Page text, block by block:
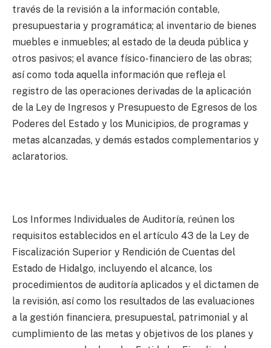
través de la revisión a la información contable,
presupuestaria y programática; al inventario de bienes
muebles e inmuebles; al estado de la deuda pública y
otros pasivos; el avance físico-financiero de las obras;
así como toda aquella información que refleja el
registro de las operaciones derivadas de la aplicación
de la Ley de Ingresos y Presupuesto de Egresos de los
Poderes del Estado y los Municipios, de programas y
metas alcanzadas, y demás estados complementarios y
aclaratorios.
Los Informes Individuales de Auditoría, reúnen los
requisitos establecidos en el artículo 43 de la Ley de
Fiscalización Superior y Rendición de Cuentas del
Estado de Hidalgo, incluyendo el alcance, los
procedimientos de auditoría aplicados y el dictamen de
la revisión, así como los resultados de las evaluaciones
a la gestión financiera, presupuestal, patrimonial y al
cumplimiento de las metas y objetivos de los planes y